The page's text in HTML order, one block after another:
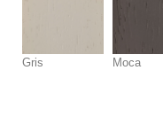
Gris Moca